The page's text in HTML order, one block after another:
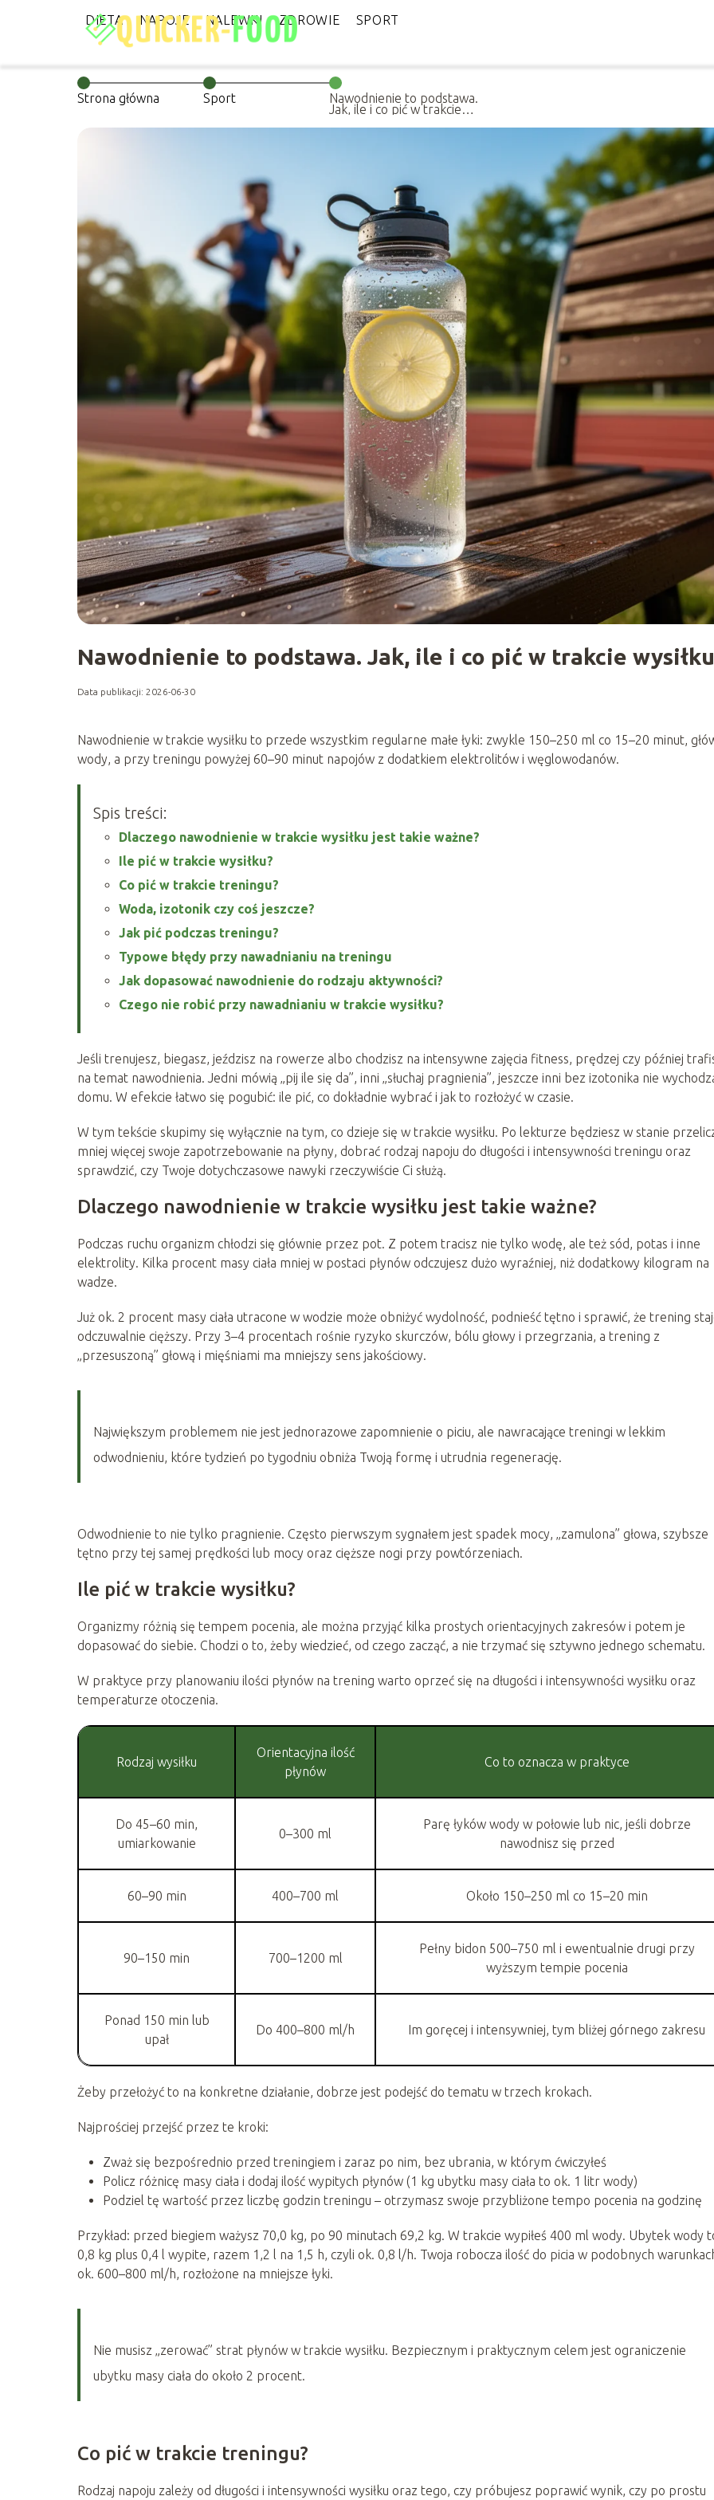
DIETA NAPOJE NALEWKI ZDROWIE SPORT
Strona główna Sport Nawodnienie to podstawa.
Jak, ile i co pić w trakcie
Nawodnienie to podstawa. Jak, ile i co pić w trakcie
Data publikacji: 2026-06-30
Nawodnienie w trakcie wysiłku to przede wszystkim regularne małe łyki: zwykle 150–250 ml co 15–20 minut,
wody, a przy treningu powyżej 60–90 minut napojów z dodatkiem elektrolitów i węglowodanów.
Spis treści:
Dlaczego nawodnienie w trakcie wysiłku jest takie ważne?
Ile pić w trakcie wysiłku?
Co pić w trakcie treningu?
Woda, izotonik czy coś jeszcze?
Jak pić podczas treningu?
Typowe błędy przy nawadnianiu na treningu
Jak dopasować nawodnienie do rodzaju aktywności?
Czego nie robić przy nawadnianiu w trakcie wysiłku?
Jeśli trenujesz, biegasz, jeździsz na rowerze albo chodzisz na intensywne zajęcia fitness, prędzej czy później
na temat nawodnienia. Jedni mówią „pij ile się da”, inni „słuchaj pragnienia”, jeszcze inni bez izotonika nie
domu. W efekcie łatwo się pogubić: ile pić, co dokładnie wybrać i jak to rozłożyć w czasie.
W tym tekście skupimy się wyłącznie na tym, co dzieje się w trakcie wysiłku. Po lekturze będziesz w stanie
mniej więcej swoje zapotrzebowanie na płyny, dobrać rodzaj napoju do długości i intensywności treningu oraz
sprawdzić, czy Twoje dotychczasowe nawyki rzeczywiście Ci służą.
Dlaczego nawodnienie w trakcie wysiłku jest takie ważne?
Podczas ruchu organizm chłodzi się głównie przez pot. Z potem tracisz nie tylko wodę, ale też sód, potas i inne
elektrolity. Kilka procent masy ciała mniej w postaci płynów odczujesz dużo wyraźniej, niż dodatkowy kilogram na
wadze.
Już ok. 2 procent masy ciała utracone w wodzie może obniżyć wydolność, podnieść tętno i sprawić, że trening
odczuwalnie cięższy. Przy 3–4 procentach rośnie ryzyko skurczów, bólu głowy i przegrzania, a trening z
„przesuszoną” głową i mięśniami ma mniejszy sens jakościowy.
Największym problemem nie jest jednorazowe zapomnienie o piciu, ale nawracające treningi w lekkim
odwodnieniu, które tydzień po tygodniu obniża Twoją formę i utrudnia regenerację.
Odwodnienie to nie tylko pragnienie. Często pierwszym sygnałem jest spadek mocy, „zamulona” głowa, szybsze
tętno przy tej samej prędkości lub mocy oraz cięższe nogi przy powtórzeniach.
Ile pić w trakcie wysiłku?
Organizmy różnią się tempem pocenia, ale można przyjąć kilka prostych orientacyjnych zakresów i potem je
dopasować do siebie. Chodzi o to, żeby wiedzieć, od czego zacząć, a nie trzymać się sztywno jednego schematu.
W praktyce przy planowaniu ilości płynów na trening warto oprzeć się na długości i intensywności wysiłku oraz
temperaturze otoczenia.
Rodzaj wysiłku
Orientacyjna ilość
płynów
Co to oznacza w praktyce
Do 45–60 min,
umiarkowanie
0–300 ml
Parę łyków wody w połowie lub nic, jeśli dobrze
nawodnisz się przed
60–90 min 400–700 ml Około 150–250 ml co 15–20 min
90–150 min 700–1200 ml
Pełny bidon 500–750 ml i ewentualnie drugi przy
wyższym tempie pocenia
Ponad 150 min lub
upał
Do 400–800 ml/h Im goręcej i intensywniej, tym bliżej górnego zakresu
Żeby przełożyć to na konkretne działanie, dobrze jest podejść do tematu w trzech krokach.
Najprościej przejść przez te kroki:
Zważ się bezpośrednio przed treningiem i zaraz po nim, bez ubrania, w którym ćwiczyłeś
Policz różnicę masy ciała i dodaj ilość wypitych płynów (1 kg ubytku masy ciała to ok. 1 litr wody)
Podziel tę wartość przez liczbę godzin treningu – otrzymasz swoje przybliżone tempo pocenia na godzinę
Przykład: przed biegiem ważysz 70,0 kg, po 90 minutach 69,2 kg. W trakcie wypiłeś 400 ml wody. Ubytek wody
0,8 kg plus 0,4 l wypite, razem 1,2 l na 1,5 h, czyli ok. 0,8 l/h. Twoja robocza ilość do picia w podobnych
ok. 600–800 ml/h, rozłożone na mniejsze łyki.
Nie musisz „zerować” strat płynów w trakcie wysiłku. Bezpiecznym i praktycznym celem jest ograniczenie
ubytku masy ciała do około 2 procent.
Co pić w trakcie treningu?
Rodzaj napoju zależy od długości i intensywności wysiłku oraz tego, czy próbujesz poprawić wynik, czy po prostu